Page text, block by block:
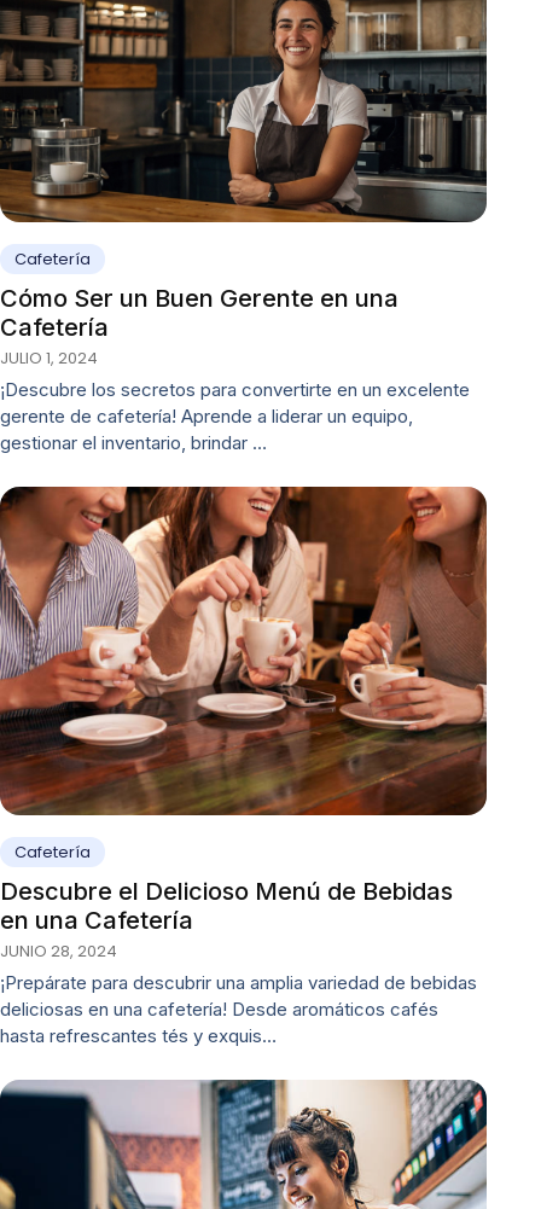
Cafetería
Cómo Ser un Buen Gerente en una
Cafetería
JULIO 1, 2024
¡Descubre los secretos para convertirte en un excelente
gerente de cafetería! Aprende a liderar un equipo,
gestionar el inventario, brindar …
Cafetería
Descubre el Delicioso Menú de Bebidas
en una Cafetería
JUNIO 28, 2024
¡Prepárate para descubrir una amplia variedad de bebidas
deliciosas en una cafetería! Desde aromáticos cafés
hasta refrescantes tés y exquis…